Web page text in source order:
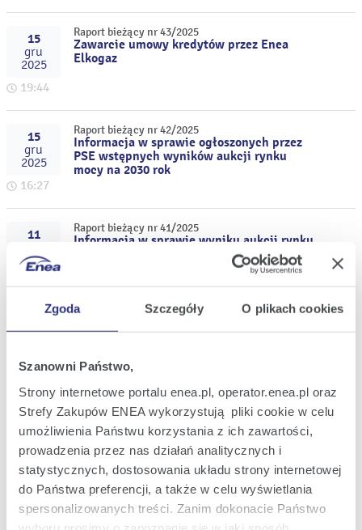
Zgoda Szczegóły O plikach cookies
Szanowni Państwo,
Strony internetowe portalu enea.pl, operator.enea.pl oraz
Strefy Zakupów ENEA wykorzystują pliki cookie w celu
umożliwienia Państwu korzystania z ich zawartości,
prowadzenia przez nas działań analitycznych i
statystycznych, dostosowania układu strony internetowej
do Państwa preferencji, a także w celu wyświetlania
spersonalizowanych treści. Zanim dokonacie Państwo
15
gru
2025
19:44
Raport bieżący nr 43/2025
Zawarcie umowy kredytów przez Enea
Elkogaz
15
gru
2025
16:27
Raport bieżący nr 42/2025
Informacja w sprawie ogłoszonych przez
PSE wstępnych wyników aukcji rynku
mocy na 2030 rok
11
2025
12:22
Raport bieżący nr 41/2025
Informacja w sprawie wyniku aukcji rynku
10
2025
08
2025
20:08
Raport bieżący nr 39/2025
Zmiany w składzie Rady Nadzorczej Enea
S.A. dokonane przez Ministra Aktywów
Państwowych
Raport bieżący nr 38/2025